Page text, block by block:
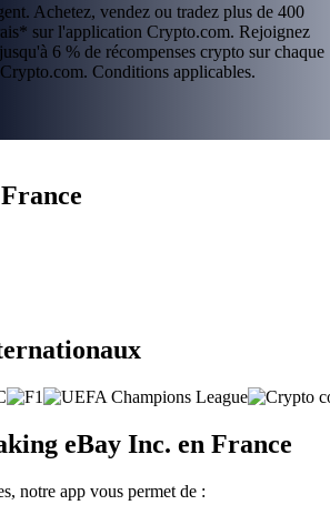
Achetez, vendez ou tradez plus de 400
sur l'application Crypto.com. Rejoignez
6 % de récompenses crypto sur chaque
Conditions applicables.
eBay Inc. en France
notre app vous permet de :